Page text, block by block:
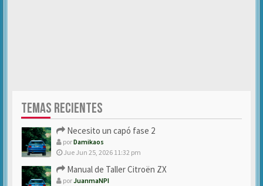
TEMAS RECIENTES
Necesito un capó fase 2
porDamikaos
Jue Jun 25, 2026 11:32 pm
Manual de Taller Citroën ZX
porJuanmaNPI